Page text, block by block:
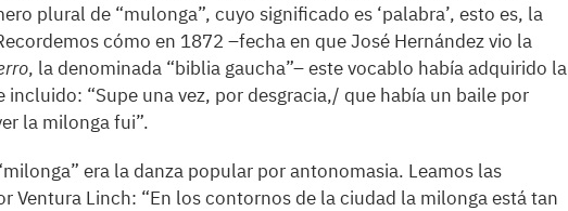
plural de “mulonga”, cuyo significado es ‘palabra’, esto es, la
cómo en 1872 –fecha en que José Hernández vio la
, la denominada “biblia gaucha”– este vocablo había adquirido la
incluido: “Supe una vez, por desgracia,/ que había un baile por
la milonga fui”.
era la danza popular por antonomasia. Leamos las
Ventura Linch: “En los contornos de la ciudad la milonga está tan